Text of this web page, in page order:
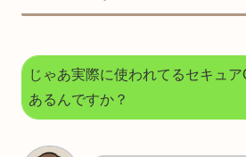
じゃあ実際に使われてるセキュア
あるんですか？